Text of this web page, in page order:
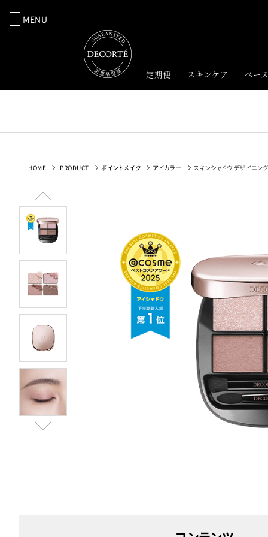
MENU
定期便 スキンケア ベー
HOME PRODUCT ポイントメイク アイカラー スキンシャドウ デザイニン